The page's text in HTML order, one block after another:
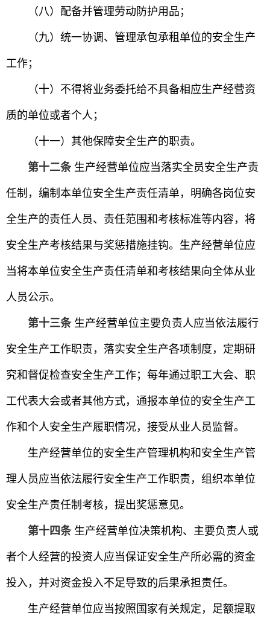
（八）配备并管理劳动防护用品；
（九）统一协调、管理承包承租单位的安全生产
工作；
（十）不得将业务委托给不具备相应生产经营资
质的单位或者个人；
（十一）其他保障安全生产的职责。
第十二条 生产经营单位应当落实全员安全生产责
任制，编制本单位安全生产责任清单，明确各岗位安
全生产的责任人员、责任范围和考核标准等内容，将
安全生产考核结果与奖惩措施挂钩。生产经营单位应
当将本单位安全生产责任清单和考核结果向全体从业
人员公示。
第十三条 生产经营单位主要负责人应当依法履行
安全生产工作职责，落实安全生产各项制度，定期研
究和督促检查安全生产工作；每年通过职工大会、职
工代表大会或者其他方式，通报本单位的安全生产工
作和个人安全生产履职情况，接受从业人员监督。
生产经营单位的安全生产管理机构和安全生产管
理人员应当依法履行安全生产工作职责，组织本单位
安全生产责任制考核，提出奖惩意见。
第十四条 生产经营单位决策机构、主要负责人或
者个人经营的投资人应当保证安全生产所必需的资金
投入，并对资金投入不足导致的后果承担责任。
生产经营单位应当按照国家有关规定，足额提取